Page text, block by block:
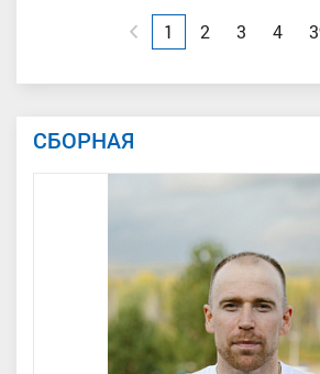
1 2 3 4
СБОРНАЯ